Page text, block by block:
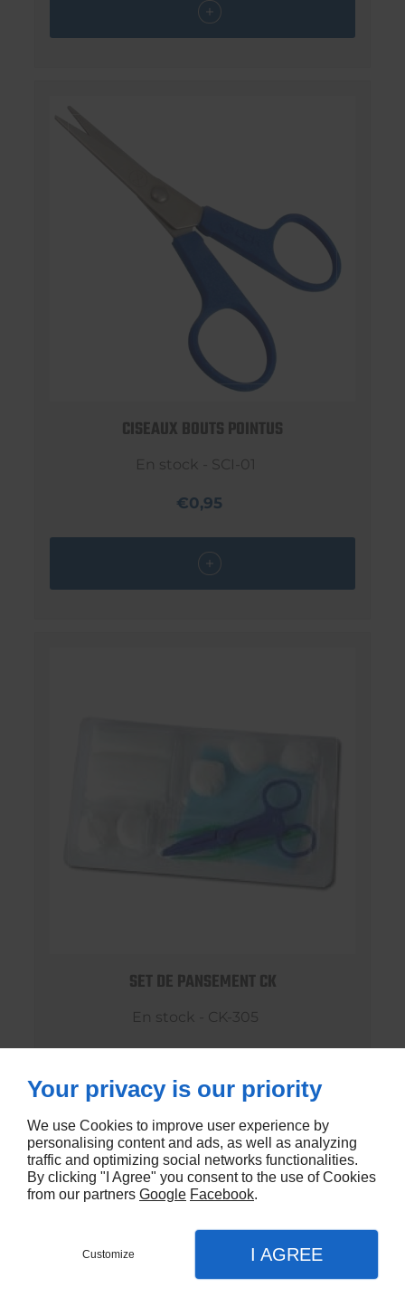
CISEAUX BOUTS POINTUS
En stock - SCI-01
€0,95
SET DE PANSEMENT CK
En stock - CK-305
Your privacy is our priority
We use Cookies to improve user experience by
personalising content and ads, as well as analyzing
traffic and optimizing social networks functionalities.
By clicking "I Agree" you consent to the use of Cookies
from our partners Google Facebook.
Customize I AGREE